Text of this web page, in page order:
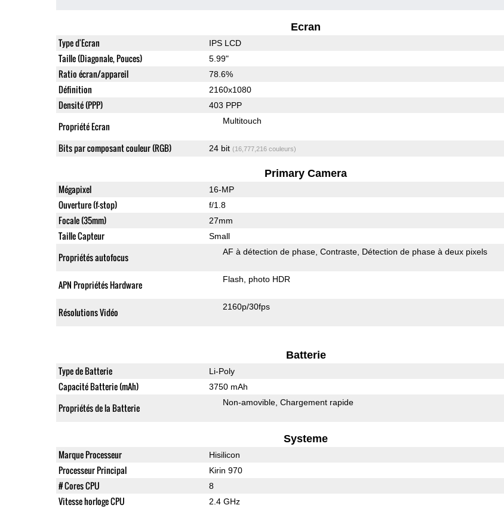
Ecran
Type d'Ecran IPS LCD
Taille (Diagonale, Pouces) 5.99"
Ratio écran/appareil 78.6%
Définition 2160x1080
Densité (PPP) 403 PPP
Propriété Ecran Multitouch
Bits par composant couleur (RGB) 24 bit (16,777,216 couleurs)
Primary Camera
Mégapixel 16-MP
Ouverture (f-stop) f/1.8
Focale (35mm) 27mm
Taille Capteur Small
Propriétés autofocus AF à détection de phase Contraste Détection de phase à deux pixels
APN Propriétés Hardware Flash photo HDR
Résolutions Vidéo 2160p/30fps
Batterie
Type de Batterie Li-Poly
Capacité Batterie (mAh) 3750 mAh
Propriétés de la Batterie Non-amovible Chargement rapide
Systeme
Marque Processeur Hisilicon
Processeur Principal Kirin 970
# Cores CPU 8
Vitesse horloge CPU 2.4 GHz